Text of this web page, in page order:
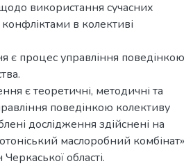
використання сучасних
конфліктами в колективі
є процес управління поведінкою
є теоретичні, методичні та
поведінкою колективу
дослідження здійснені на
маслоробний комбінат»
області.